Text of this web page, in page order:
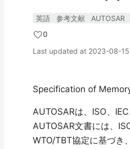
英語 参考文献 AUTOSAR
0
Last updated at 2023-08-15
Specification of
AUTOSARは、ISO、
AUTOSAR文書には、
WTO/TBT協定に基づき